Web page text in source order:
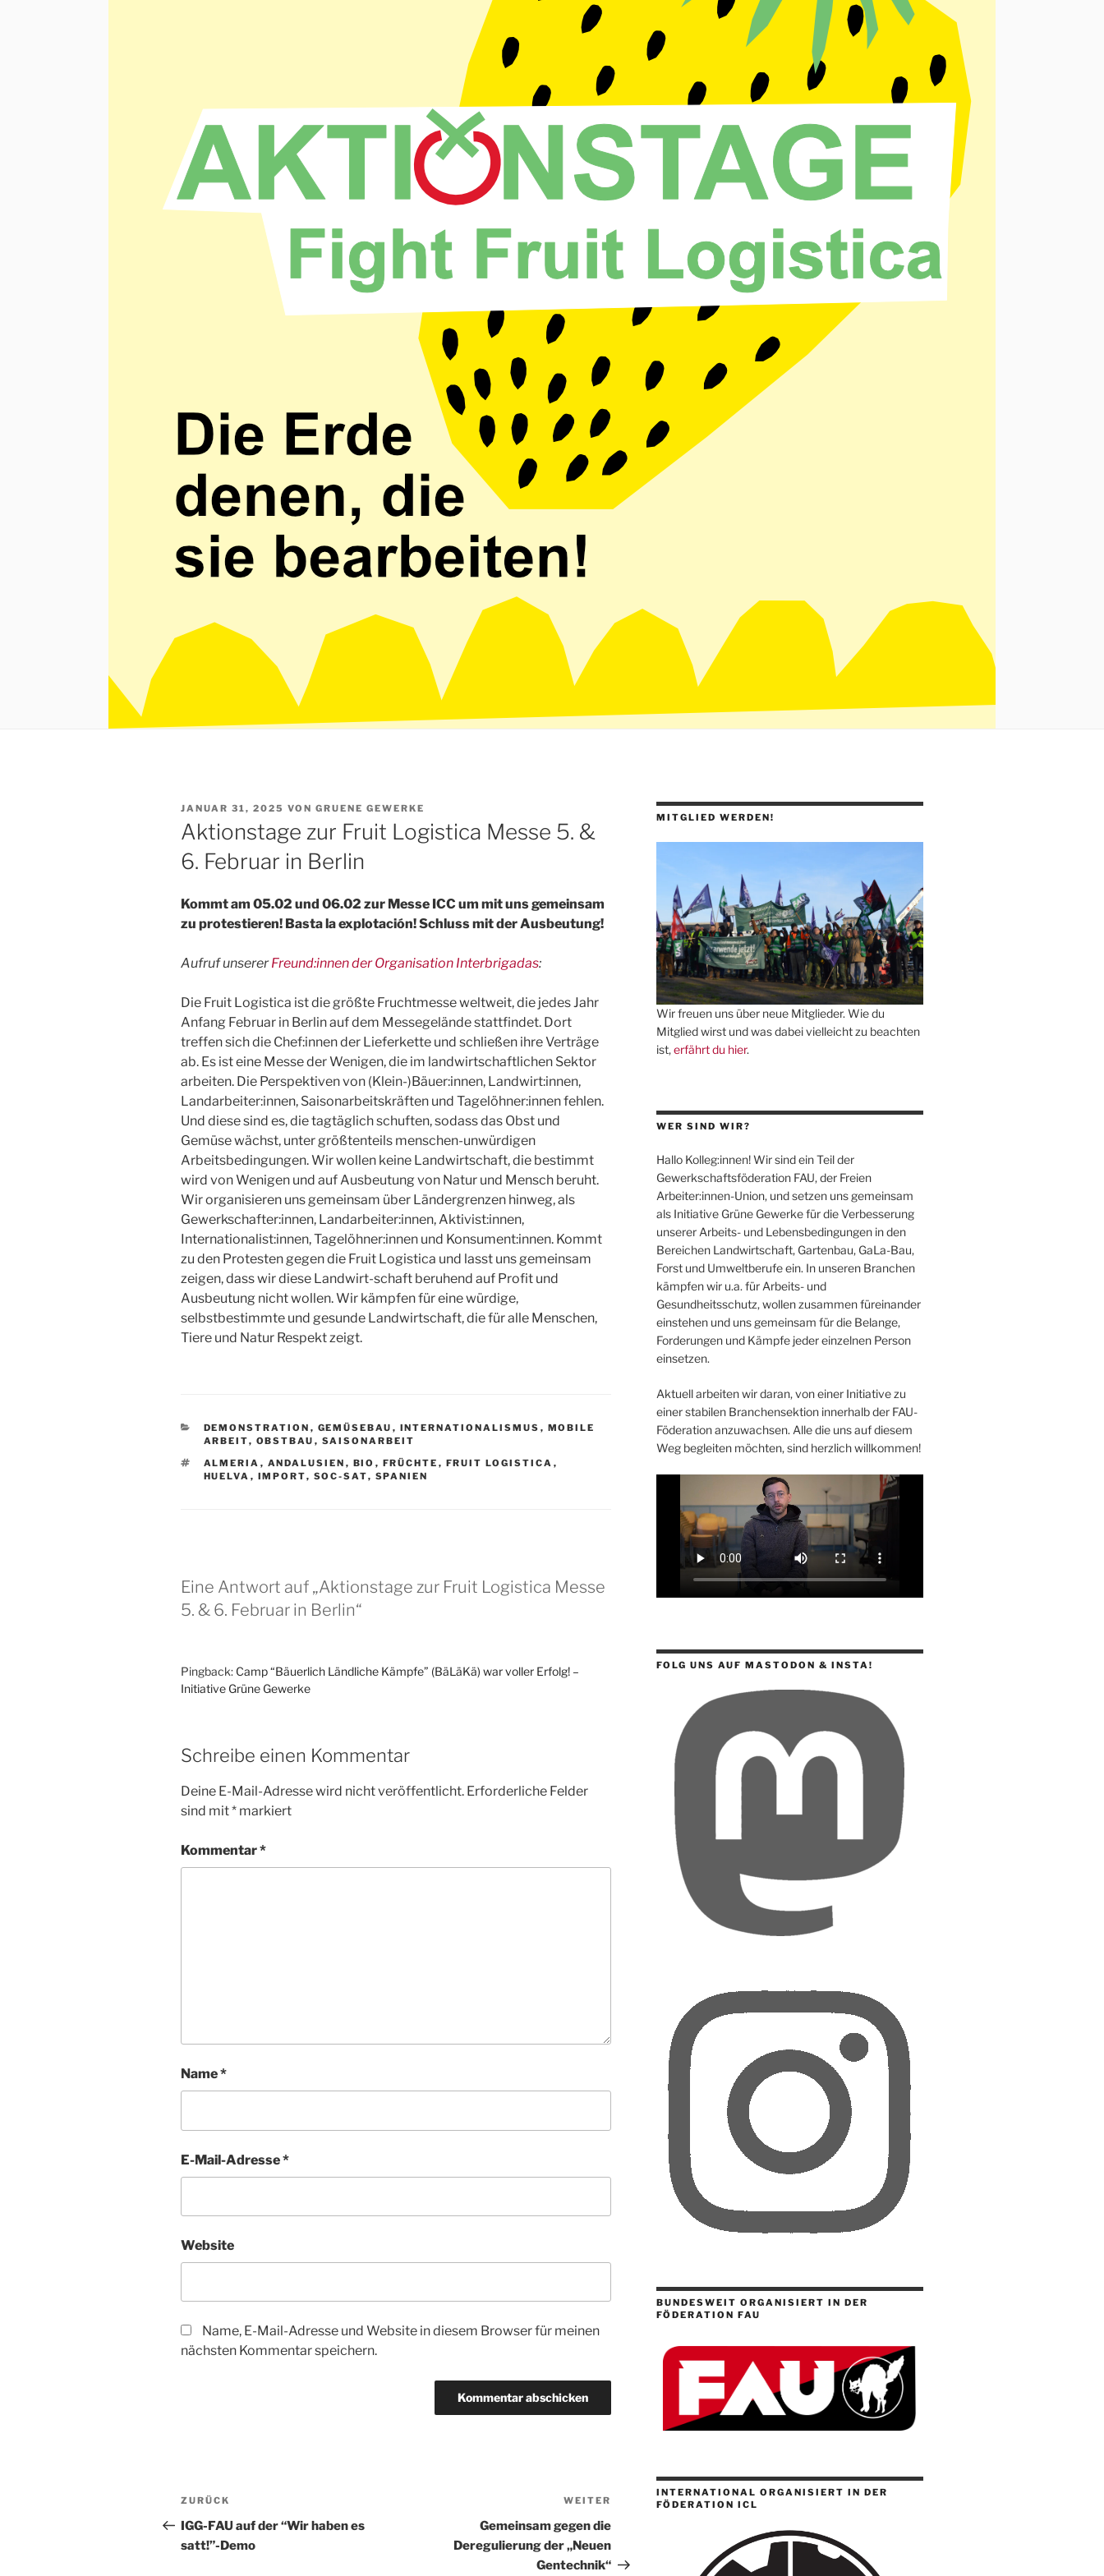
VERÖFFENTLICHT
AM
JANUAR 31, 2025 VON GRUENE GEWERKE
Aktionstage zur Fruit Logistica Messe 5. &
6. Februar in Berlin
Kommt am 05.02 und 06.02 zur Messe ICC um mit uns gemeinsam
zu protestieren! Basta la explotación! Schluss mit der Ausbeutung!
Aufruf unsererFreund:innen der Organisation Interbrigadas:
Die Fruit Logistica ist die größte Fruchtmesse weltweit, die jedes Jahr
Anfang Februar in Berlin auf dem Messegelände stattfindet. Dort
treffen sich die Chef:innen der Lieferkette und schließen ihre Verträge
ab. Es ist eine Messe der Wenigen, die im landwirtschaftlichen Sektor
arbeiten. Die Perspektiven von (Klein-)Bäuer:innen, Landwirt:innen,
Landarbeiter:innen, Saisonarbeitskräften und Tagelöhner:innen fehlen.
Und diese sind es, die tagtäglich schuften, sodass das Obst und
Gemüse wächst, unter größtenteils menschen-unwürdigen
Arbeitsbedingungen. Wir wollen keine Landwirtschaft, die bestimmt
wird von Wenigen und auf Ausbeutung von Natur und Mensch beruht.
Wir organisieren uns gemeinsam über Ländergrenzen hinweg, als
Gewerkschafter:innen, Landarbeiter:innen, Aktivist:innen,
Internationalist:innen, Tagelöhner:innen und Konsument:innen. Kommt
zu den Protesten gegen die Fruit Logistica und lasst uns gemeinsam
zeigen, dass wir diese Landwirt-schaft beruhend auf Profit und
Ausbeutung nicht wollen. Wir kämpfen für eine würdige,
selbstbestimmte und gesunde Landwirtschaft, die für alle Menschen,
Tiere und Natur Respekt zeigt.
KATEGORIEN
DEMONSTRATION , GEMÜSEBAU , INTERNATIONALISMUS , MOBILE
ARBEIT, OBSTBAU , SAISONARBEIT
SCHLAGWÖRTER
ALMERIA , ANDALUSIEN , BIO , FRÜCHTE , FRUIT LOGISTICA ,
HUELVA , IMPORT, SOC-SAT, SPANIEN
Eine Antwort auf „Aktionstage zur Fruit Logistica Messe
5. & 6. Februar in Berlin“
Pingback: Camp “Bäuerlich Ländliche Kämpfe” (BäLäKä) war voller Erfolg! –
Initiative Grüne Gewerke
Schreibe einen Kommentar
Deine E-Mail-Adresse wird nicht veröffentlicht. Erforderliche Felder
sind mit* markiert
Kommentar*
Name*
E-Mail-Adresse*
Website
Name, E-Mail-Adresse und Website in diesem Browser für meinen
nächsten Kommentar speichern.
Beitragsnavigation
Vorheriger
Beitrag
ZURÜCK
IGG-FAU auf der “Wir haben es
satt!”-Demo
Nächster
Beitrag
WEITER
Gemeinsam gegen die
Deregulierung der „Neuen
Gentechnik“
MITGLIED WERDEN!
Wir freuen uns über neue Mitglieder. Wie du
Mitglied wirst und was dabei vielleicht zu beachten
ist,erfährt du hier.
WER SIND WIR?
Hallo Kolleg:innen! Wir sind ein Teil der
Gewerkschaftsföderation FAU, der Freien
Arbeiter:innen-Union, und setzen uns gemeinsam
als Initiative Grüne Gewerke für die Verbesserung
unserer Arbeits- und Lebensbedingungen in den
Bereichen Landwirtschaft, Gartenbau, GaLa-Bau,
Forst und Umweltberufe ein. In unseren Branchen
kämpfen wir u.a. für Arbeits- und
Gesundheitsschutz, wollen zusammen füreinander
einstehen und uns gemeinsam für die Belange,
Forderungen und Kämpfe jeder einzelnen Person
einsetzen.
Aktuell arbeiten wir daran, von einer Initiative zu
einer stabilen Branchensektion innerhalb der FAU-
Föderation anzuwachsen. Alle die uns auf diesem
Weg begleiten möchten, sind herzlich willkommen!
FOLG UNS AUF MASTODON & INSTA!
BUNDESWEIT ORGANISIERT IN DER
FÖDERATION FAU
INTERNATIONAL ORGANISIERT IN DER
FÖDERATION ICL